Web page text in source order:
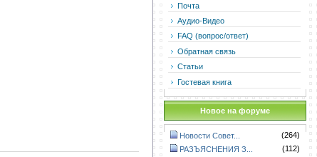
Почта
Аудио-Видео
FAQ (вопрос/ответ)
Обратная связь
Статьи
Гостевая книга
Новое на форуме
Новости Совет...
(264)
РАЗЪЯСНЕНИЯ З...
(112)